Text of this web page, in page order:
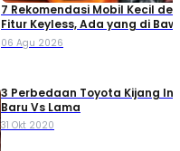
7 Rekomendasi Mobil Kecil
Fitur Keyless, Ada yang di
Rp80 Juta!
06 Agu 2026
3 Perbedaan Toyota Kijang
Baru Vs Lama
31 Okt 2020